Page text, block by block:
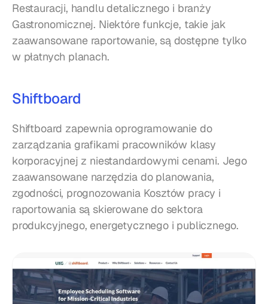
Restauracji, handlu detalicznego i branży
Gastronomicznej. Niektóre funkcje, takie jak
zaawansowane raportowanie, są dostępne tylko
w płatnych planach.
Shiftboard
Shiftboard zapewnia oprogramowanie do
zarządzania grafikami pracowników klasy
korporacyjnej z niestandardowymi cenami. Jego
zaawansowane narzędzia do planowania,
zgodności, prognozowania Kosztów pracy i
raportowania są skierowane do sektora
produkcyjnego, energetycznego i publicznego.